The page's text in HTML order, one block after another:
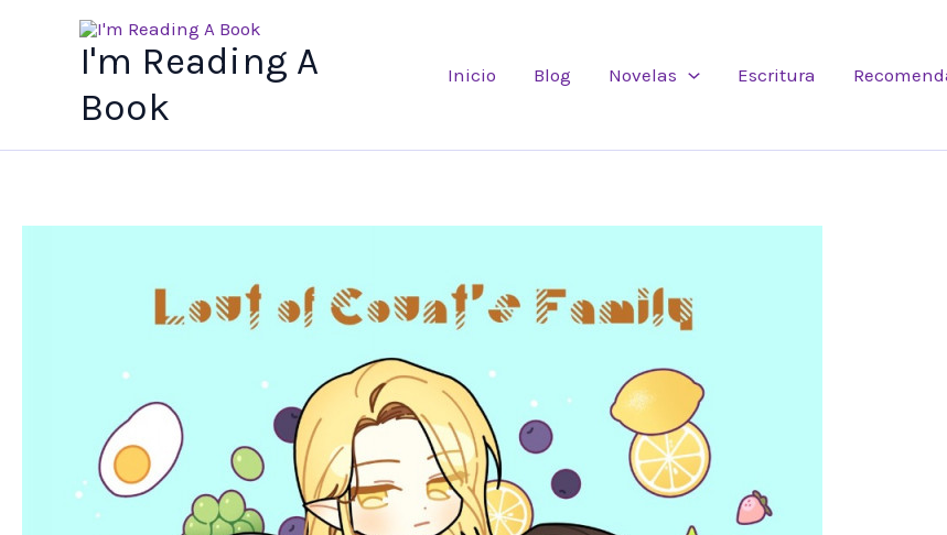
I'm Reading A
Book
Inicio Blog Novelas Escritura